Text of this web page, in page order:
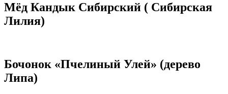
Мёд Кандык Сибирский ( Сибирская
Лилия)
Бочонок «Пчелиный Улей» (дерево
Липа)